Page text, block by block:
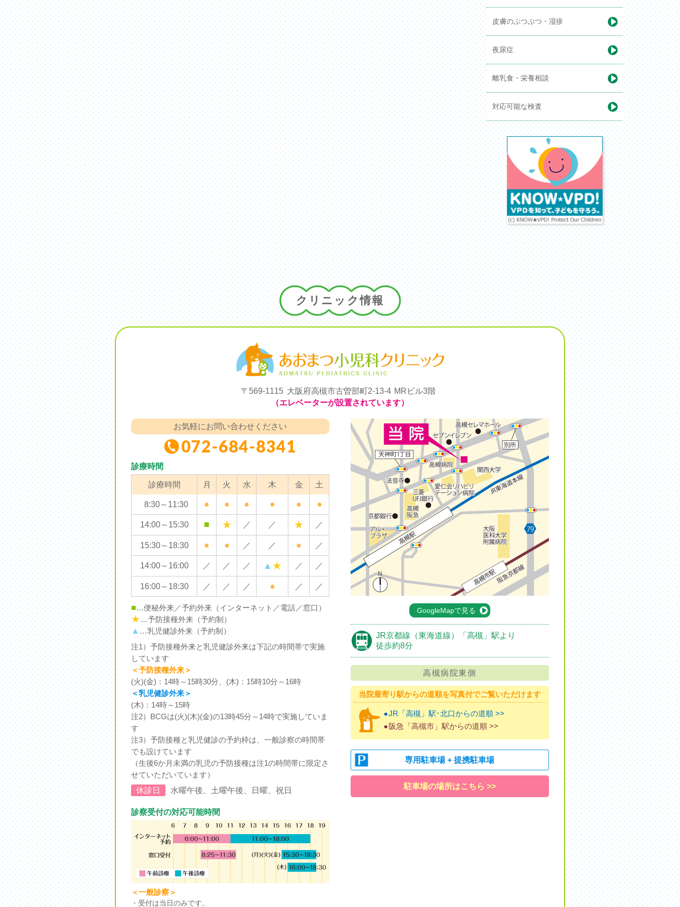
皮膚のぶつぶつ・湿疹
夜尿症
離乳食・栄養相談
対応可能な検査
クリニック情報
〒569-1115 大阪府高槻市古曽部町2-13-4 MRビル3階
（エレベーターが設置されています）
お気軽にお問い合わせください
072-684-8341
診療時間
診療時間 月 火 水 木 金 土
8:30～11:30 ● ● ● ● ● ●
14:00～15:30 ■ ★ ／ ／ ★ ／
15:30～18:30 ● ● ／ ／ ● ／
14:00～16:00 ／ ／ ／ ▲ ★ ／ ／
16:00～18:30 ／ ／ ／ ● ／ ／
■…便秘外来／予約外来（インターネット／電話／窓口）
★…予防接種外来（予約制）
▲ …乳児健診外来（予約制）
注1）予防接種外来と乳児健診外来は下記の時間帯で実施
しています
＜予防接種外来＞
(火)(金)：14時～15時30分、 (木)：15時10分～16時
＜乳児健診外来＞
(木)：14時～15時
注2）BCGは(火)(木)(金)の13時45分～14時で実施していま
す
注3）予防接種と乳児健診の予約枠は、一般診察の時間帯
でも設けています
（生後6か月未満の乳児の予防接種は注1の時間帯に限定さ
せていただいています）
休診日
水曜午後、土曜午後、日曜、祝日
診察受付の対応可能時間
＜一般診察＞
・受付は当日のみです。
GoogleMapで見る
JR京都線（東海道線）
「高槻」駅より
徒歩約8分
高槻病院東側
当院最寄り駅からの道順を写真付でご覧いただけます
●JR「高槻」駅･北口からの道順 >>
●阪急「高槻市」駅からの道順 >>
専用駐車場 + 提携駐車場
駐車場の場所はこちら >>